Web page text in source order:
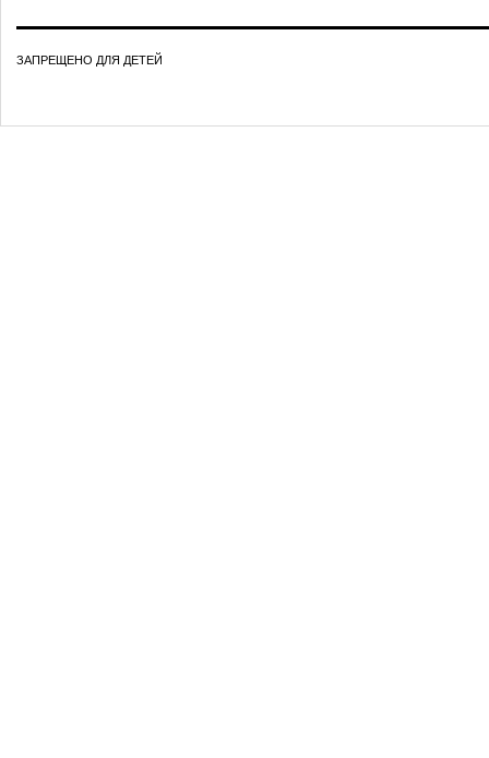
ЗАПРЕЩЕНО ДЛЯ ДЕТЕЙ